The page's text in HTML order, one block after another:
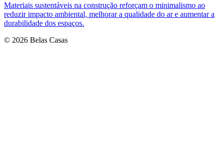
Materiais sustentáveis na construção reforçam o minimalismo ao
reduzir impacto ambiental, melhorar a qualidade do ar e aumentar a
durabilidade dos espaços.
© 2026 Belas Casas